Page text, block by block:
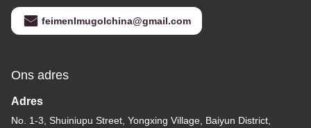
feimenlmugolchina@gmail.com
Ons adres
Adres
No. 1-3, Shuiniupu Street, Yongxing Village, Baiyun District,